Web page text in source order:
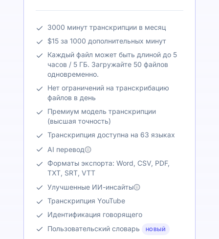
3000 минут транскрипции в месяц
$15 за 1000 дополнительных минут
Каждый файл может быть длиной до 5
часов / 5 ГБ. Загружайте 50 файлов
одновременно.
Нет ограничений на транскрибацию
файлов в день
Премиум модель транскрипции
(высшая точность)
Транскрипция доступна на 63 языках
AI перевод
Форматы экспорта: Word, CSV, PDF,
TXT, SRT, VTT
Улучшенные ИИ-инсайты
Транскрипция YouTube
Идентификация говорящего
Пользовательский словарь
НОВЫЙ